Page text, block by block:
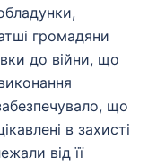
громадяни
до війни, що
що
в захисті
від її